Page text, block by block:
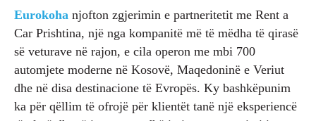
Eurokoha njofton zgjerimin e partneritetit me Rent a
Car Prishtina, një nga kompanitë më të mëdha të qirasë
së veturave në rajon, e cila operon me mbi 700
automjete moderne në Kosovë, Maqedoninë e Veriut
dhe në disa destinacione të Evropës. Ky bashkëpunim
ka për qëllim të ofrojë për klientët tanë një eksperiencë